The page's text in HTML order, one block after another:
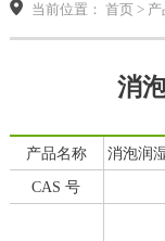
当前位置： 首页 >
消
产品名称
消泡润
CAS 号